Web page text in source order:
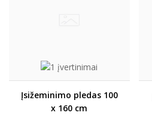
Įsižeminimo pledas 100
x 160 cm